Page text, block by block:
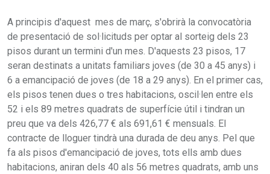
A principis d'aquest mes de març, s'obrirà la convocatòria
de presentació de sol·licituds per optar al sorteig dels 23
pisos durant un termini d'un mes. D'aquests 23 pisos, 17
seran destinats a unitats familiars joves (de 30 a 45 anys) i
6 a emancipació de joves (de 18 a 29 anys). En el primer cas,
els pisos tenen dues o tres habitacions, oscil·len entre els
52 i els 89 metres quadrats de superfície útil i tindran un
preu que va dels 426,77 € als 691,61 € mensuals. El
contracte de lloguer tindrà una durada de deu anys. Pel que
fa als pisos d'emancipació de joves, tots ells amb dues
habitacions, aniran dels 40 als 56 metres quadrats, amb uns